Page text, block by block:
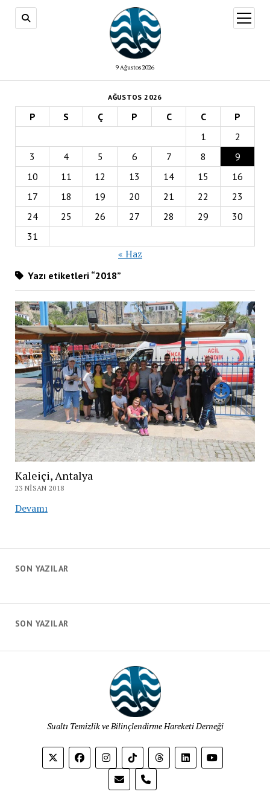
9 Ağustos 2026
aç
SON YAZILAR
AĞUSTOS 2026
P S Ç P C C
P
1
2
3
4 5 6 7 8
9
10
11 12 13 14 15
16
17
18 19 20 21 22
23
24
25 26 27 28 29
30
31
« Haz
Yazı etiketleri “2018”
Kaleiçi, Antalya
23 NISAN 2018
DevamıKaleiçi,
SON YAZILAR
Sualtı Temizlik ve Bilinçlendirme Hareketi Derneği